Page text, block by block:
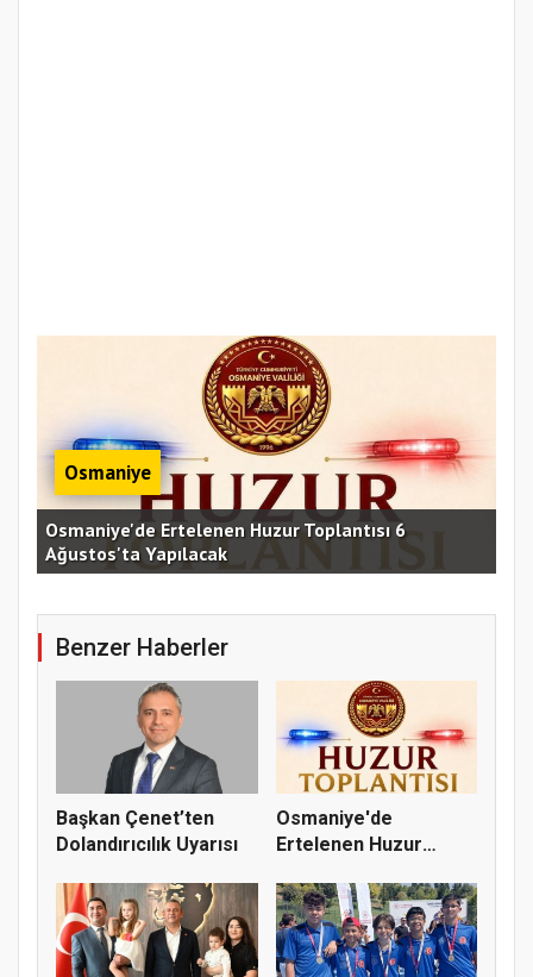
Osmaniye
Osmaniye'de Ertelenen Huzur Toplantısı 6
Ağustos'ta Yapılacak
Benzer Haberler
Başkan Çenet’ten
Dolandırıcılık Uyarısı
Osmaniye'de
Ertelenen Huzur